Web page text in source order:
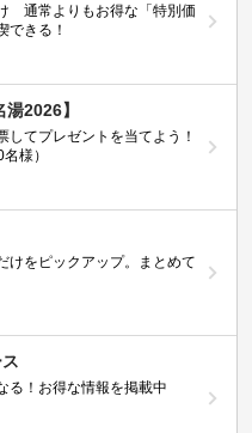
通常よりもお得な「特別価
できる！
湯2026】
してプレゼントを当てよう！
様）
けをピックアップ。まとめて
る！お得な情報を掲載中